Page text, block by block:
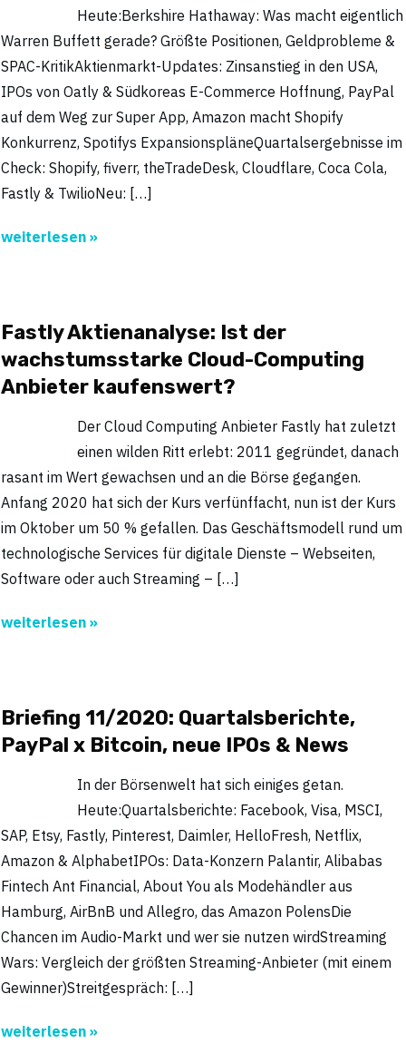
Heute:Berkshire Hathaway: Was macht eigentlich
Warren Buffett gerade? Größte Positionen, Geldprobleme &
SPAC-KritikAktienmarkt-Updates: Zinsanstieg in den USA,
IPOs von Oatly & Südkoreas E-Commerce Hoffnung, PayPal
auf dem Weg zur Super App, Amazon macht Shopify
Konkurrenz, Spotifys ExpansionspläneQuartalsergebnisse im
Check: Shopify, fiverr, theTradeDesk, Cloudflare, Coca Cola,
Fastly & TwilioNeu: […]
weiterlesen »
Fastly Aktienanalyse: Ist der
wachstumsstarke Cloud-Computing
Anbieter kaufenswert?
Der Cloud Computing Anbieter Fastly hat zuletzt
einen wilden Ritt erlebt: 2011 gegründet, danach
rasant im Wert gewachsen und an die Börse gegangen.
Anfang 2020 hat sich der Kurs verfünffacht, nun ist der Kurs
im Oktober um 50 % gefallen. Das Geschäftsmodell rund um
technologische Services für digitale Dienste – Webseiten,
Software oder auch Streaming – […]
weiterlesen »
Briefing 11/2020: Quartalsberichte,
PayPal x Bitcoin, neue IPOs & News
In der Börsenwelt hat sich einiges getan.
Heute:Quartalsberichte: Facebook, Visa, MSCI,
SAP, Etsy, Fastly, Pinterest, Daimler, HelloFresh, Netflix,
Amazon & AlphabetIPOs: Data-Konzern Palantir, Alibabas
Fintech Ant Financial, About You als Modehändler aus
Hamburg, AirBnB und Allegro, das Amazon PolensDie
Chancen im Audio-Markt und wer sie nutzen wirdStreaming
Wars: Vergleich der größten Streaming-Anbieter (mit einem
Gewinner)Streitgespräch: […]
weiterlesen »